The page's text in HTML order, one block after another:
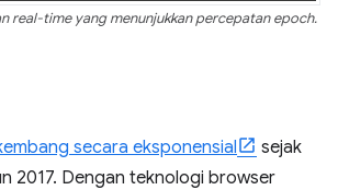
real-time yang menunjukkan percepatan epoch.
secara eksponensial
sejak
2017. Dengan teknologi browser